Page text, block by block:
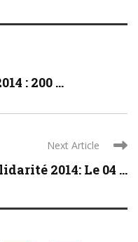
: 200 ...
Next Article
2014: Le 04 ...